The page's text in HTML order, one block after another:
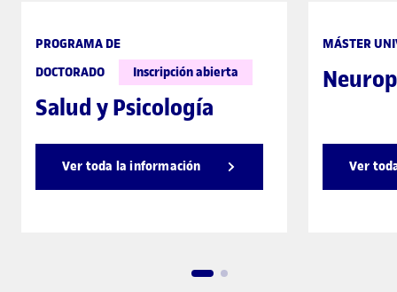
PROGRAMA DE
DOCTORADO
Inscripción abierta
Salud y Psicología
Ver toda la información
MÁSTER
Ver